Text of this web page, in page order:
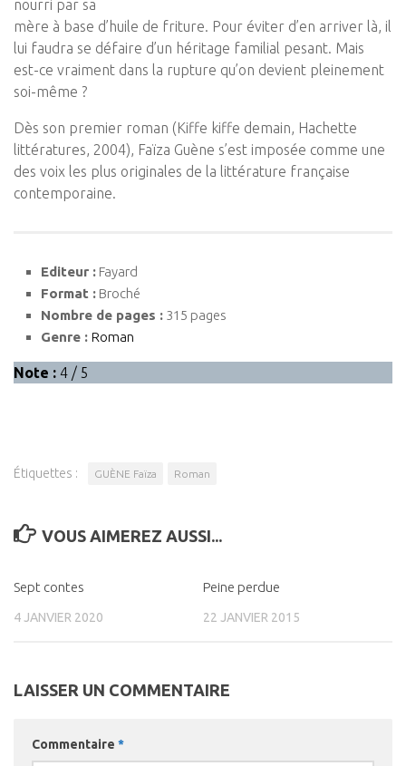
nourri par sa
mère à base d’huile de friture. Pour éviter d’en arriver là, il
lui faudra se défaire d’un héritage familial pesant. Mais
est-ce vraiment dans la rupture qu’on devient pleinement
soi-même ?
Dès son premier roman (Kiffe kiffe demain, Hachette
littératures, 2004), Faïza Guène s’est imposée comme une
des voix les plus originales de la littérature française
contemporaine.
Editeur : Fayard
Format : Broché
Nombre de pages : 315 pages
Genre : Roman
Note : 4 / 5
Étiquettes : GUÈNE Faïza Roman
VOUS AIMEREZ AUSSI...
Sept contes
4 JANVIER 2020
Peine perdue
22 JANVIER 2015
LAISSER UN COMMENTAIRE
Commentaire *